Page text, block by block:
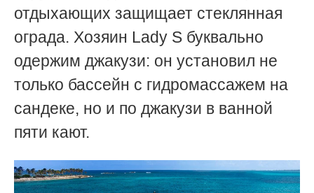
отдыхающих защищает стеклянная
ограда. Хозяин Lady S буквально
одержим джакузи: он установил не
только бассейн с гидромассажем на
сандеке, но и по джакузи в ванной
пяти кают.